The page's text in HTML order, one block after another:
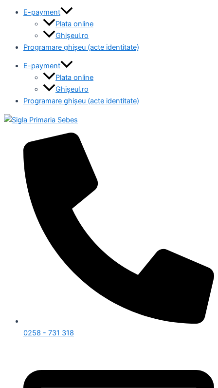
E-payment
Plata online
Ghișeul.ro
Programare ghișeu (acte identitate)
E-payment
Plata online
Ghișeul.ro
Programare ghișeu (acte identitate)
0258 - 731 318